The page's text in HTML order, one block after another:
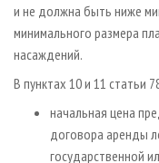
и не должна быть ниже
минимального размера
насаждений.
В пунктах 10 и 11 статьи
начальная цена
договора аренды
государственной